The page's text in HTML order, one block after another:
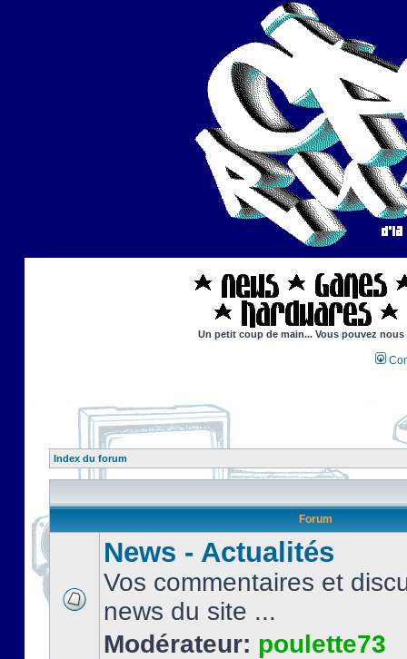
Un petit coup de main... Vous pouvez
Index du forum
Forum
News - Actualités
Vos commentaires et
news du site ...
Modérateur: poulette73